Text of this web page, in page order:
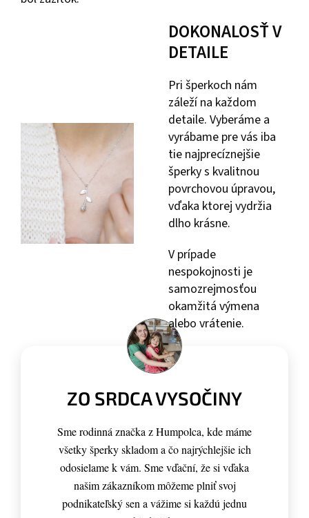
DOKONALOSŤ V
DETAILE
Pri šperkoch nám
záleží na každom
detaile. Vyberáme a
vyrábame pre vás iba
tie najprecíznejšie
šperky s kvalitnou
povrchovou úpravou,
vďaka ktorej vydržia
dlho krásne.
V prípade
nespokojnosti je
samozrejmosťou
okamžitá výmena
alebo vrátenie.
ZO SRDCA VYSOČINY
Sme rodinná značka z Humpolca, kde máme
všetky šperky skladom a čo najrýchlejšie ich
odosielame k vám. Sme vďační, že si vďaka
našim zákazníkom môžeme plniť svoj
podnikateľský sen a vážime si každú jednu